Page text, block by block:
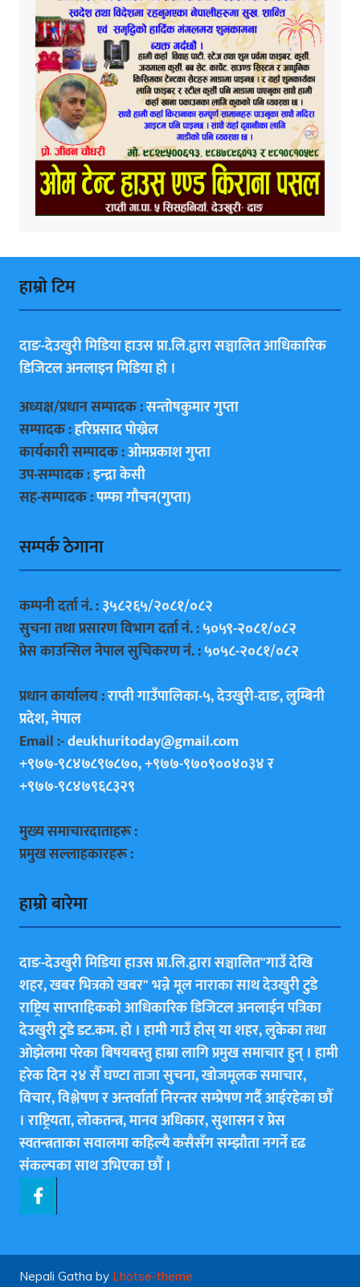
हाम्राे टिम
दाङ-देउखुरी मिडिया हाउस प्रा.लि.द्वारा सञ्चालित आधिकारिक
डिजिटल अनलाइन मिडिया हाे ।
अध्यक्ष/प्रधान सम्पादक :सन्ताेषकुमार गुप्ता
सम्पादक :हरिप्रसाद पाेख्रेल
कार्यकारी सम्पादक :ओमप्रकाश गुप्ता
उप-सम्पादक :इन्द्रा केसी
सह-सम्पादक :पम्फा गाैचन(गुप्ता)
सम्पर्क ठेगाना
कम्पनी दर्ता नं. :३५८२६५/२०८१/०८२
सुचना तथा प्रसारण विभाग दर्ता नं. :५०५९-२०८१/०८२
प्रेस काउन्सिल नेपाल सुचिकरण नं. :५०५८-२०८१/०८२
प्रधान कार्यालय :राप्ती गाउँपालिका-५, देउखुरी-दाङ, लुम्बिनी
प्रदेश, नेपाल
Email :-deukhuritoday@gmail.com
+९७७-९८४७८९७८७०, +९७७-९७०९००४०३४ र
+९७७-९८४७९६८३२९
मुख्य समाचारदाताहरू :
प्रमुख सल्लाहकारहरू :
हाम्राे बारेमा
दाङ-देउखुरी मिडिया हाउस प्रा.लि.द्वारा सञ्चालित"गाउँ देखि
शहर, खबर भित्रकाे खबर" भन्ने मूल नाराका साथ देउखुरी टुडे
राष्ट्रिय साप्ताहिककाे आधिकारिक डिजिटल अनलाईन पत्रिका
देउखुरी टुडे डट.कम. हाे । हामी गाउँ हाेस् या शहर, लुकेका तथा
ओझेलमा परेका बिषयबस्तु हाम्रा लागि प्रमुख समाचार हुन् । हामी
हरेक दिन २४ सैँ घण्टा ताजा सुचना, खोजमूलक समाचार,
विचार, विश्लेषण र अन्तर्वार्ता निरन्तर सम्प्रेषण गर्दै आईरहेका छाैँ
। राष्ट्रियता, लोकतन्त्र, मानव अधिकार, सुशासन र प्रेस
स्वतन्त्रताका सवालमा कहिल्यै कसैसँग सम्झौता नगर्ने दृढ
संकल्पका साथ उभिएका छाैँ ।
Nepali Gatha by Lhotse-theme